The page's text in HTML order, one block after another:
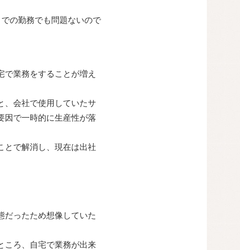
の勤務でも問題ないので
業務をすることが増え
、会社で使用していたサ
因で一時的に生産性が落
とで解消し、現在は出社
だったため想像していた
ころ、自宅で業務が出来